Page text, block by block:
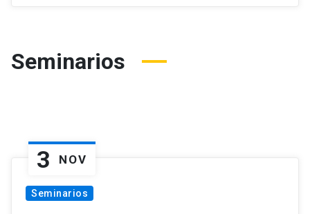
Seminarios
3 NOV
Seminarios